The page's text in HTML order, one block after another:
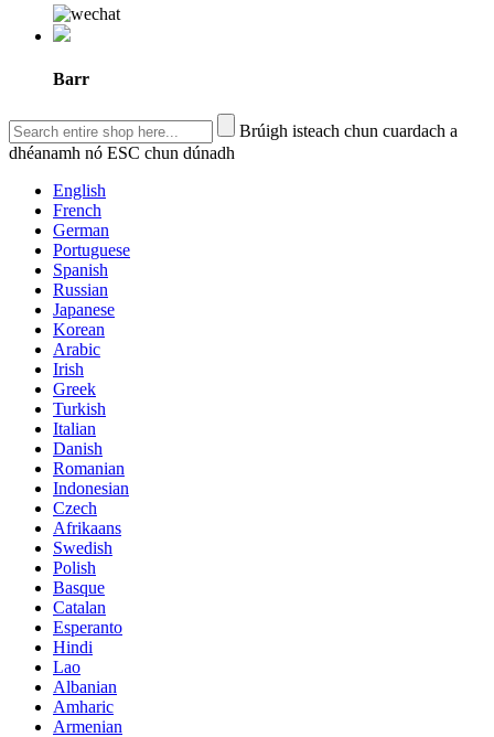
Barr
Brúigh isteach chun cuardach a
dhéanamh nó ESC chun dúnadh
English
French
German
Portuguese
Spanish
Russian
Japanese
Korean
Arabic
Irish
Greek
Turkish
Italian
Danish
Romanian
Indonesian
Czech
Afrikaans
Swedish
Polish
Basque
Catalan
Esperanto
Hindi
Lao
Albanian
Amharic
Armenian